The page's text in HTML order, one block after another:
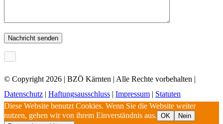
© Copyright 2026 | BZÖ Kärnten | Alle Rechte vorbehalten |
Datenschutz | Haftungsausschluss | Impressum | Statuten
Diese Website benutzt Cookies. Wenn Sie die Website weiter
nutzen, gehen wir von ihrem Einverständnis aus. OK
Nein